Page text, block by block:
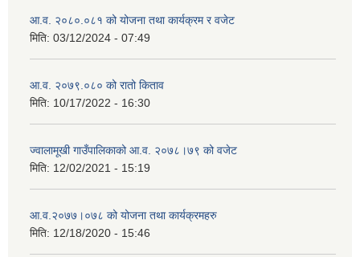
आ.व. २०८०.०८१ को योजना तथा कार्यक्रम र वजेट
मिति: 03/12/2024 - 07:49
आ.व. २०७९.०८० को रातो किताव
मिति: 10/17/2022 - 16:30
ज्वालामूखी गाउँपालिकाको आ.व. २०७८।७९ को वजेट
मिति: 12/02/2021 - 15:19
आ.व.२०७७।०७८ को योजना तथा कार्यक्रमहरु
मिति: 12/18/2020 - 15:46